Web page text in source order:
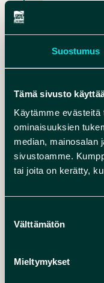
Suostumus
Tämä sivusto
Käytämme evästeitä
ominaisuuksien
median, mainosalan
sivustoamme.
tai joita on kerätty,
valinta
Välttämätön
Mieltymykset
größte
Landes.
bei
kargsten
bieten
10 400 –